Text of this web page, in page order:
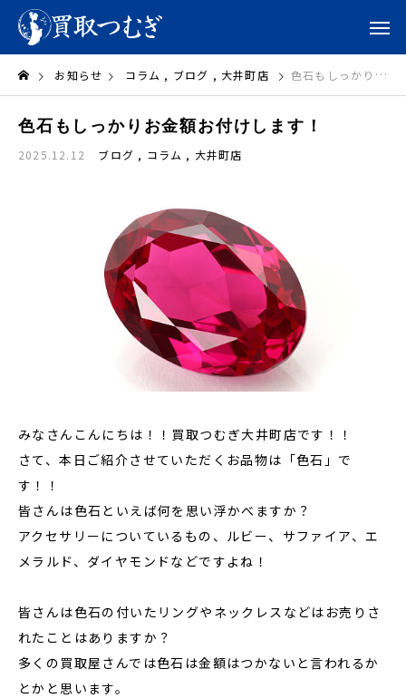
お知らせ コラム ブログ 大井町店 色石もしっかりお金額お付けします！
色石もしっかりお金額お付けします！
2025.12.12 ブログ コラム 大井町店
みなさんこんにちは！！買取つむぎ大井町店です！！
さて、本日ご紹介させていただくお品物は「色石」で
す！！
皆さんは色石といえば何を思い浮かべますか？
アクセサリーについているもの、ルビー、サファイア、エ
メラルド、ダイヤモンドなどですよね！
皆さんは色石の付いたリングやネックレスなどはお売りさ
れたことはありますか？
多くの買取屋さんでは色石は金額はつかないと言われるか
とかと思います。